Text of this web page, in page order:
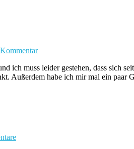
ich muss leider gestehen, dass
Außerdem habe ich mir mal ein